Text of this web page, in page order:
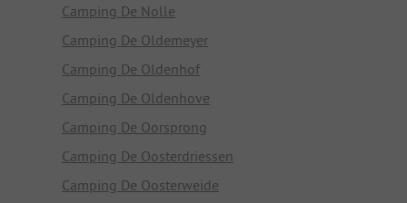
Camping De Nolle
Camping De Oldemeyer
Camping De Oldenhof
Camping De Oldenhove
Camping De Oorsprong
Camping De Oosterdriessen
Camping De Oosterweide